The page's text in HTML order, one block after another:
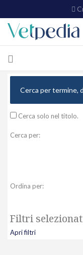
Cerca solo nel titolo.
Cerca per:
Ordina per:
Filtri
Apri filtri